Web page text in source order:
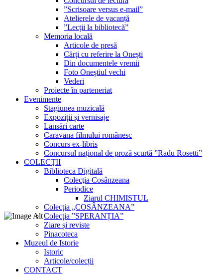
”Scrisoare versus e-mail”
Atelierele de vacanță
”Lecții la bibliotecă”
Memoria locală
Articole de presă
Cărți cu referire la Onești
Din documentele vremii
Foto Oneștiul vechi
Vederi
Proiecte în parteneriat
Evenimente
Stagiunea muzicală
Expoziții și vernisaje
Lansări carte
Caravana filmului românesc
Concurs ex-libris
Concursul național de proză scurtă ”Radu Rosetti”
COLECŢII
Biblioteca Digitală
Colecţia Cosânzeana
Periodice
Ziarul CHIMISTUL
Colecția „COSÂNZEANA”
Colecția ”SPERANȚIA”
Ziare și reviste
Pinacoteca
Muzeul de Istorie
Istoric
Articole/colecții
CONTACT